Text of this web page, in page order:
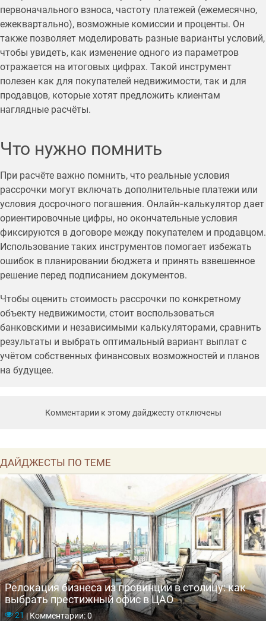
первоначального взноса, частоту платежей (ежемесячно,
ежеквартально), возможные комиссии и проценты. Он
также позволяет моделировать разные варианты условий,
чтобы увидеть, как изменение одного из параметров
отражается на итоговых цифрах. Такой инструмент
полезен как для покупателей недвижимости, так и для
продавцов, которые хотят предложить клиентам
наглядные расчёты.
Что нужно помнить
При расчёте важно помнить, что реальные условия
рассрочки могут включать дополнительные платежи или
условия досрочного погашения. Онлайн‑калькулятор дает
ориентировочные цифры, но окончательные условия
фиксируются в договоре между покупателем и продавцом.
Использование таких инструментов помогает избежать
ошибок в планировании бюджета и принять взвешенное
решение перед подписанием документов.
Чтобы оценить стоимость рассрочки по конкретному
объекту недвижимости, стоит воспользоваться
банковскими и независимыми калькуляторами, сравнить
результаты и выбрать оптимальный вариант выплат с
учётом собственных финансовых возможностей и планов
на будущее.
Комментарии к этому дайджесту отключены
ДАЙДЖЕСТЫ ПО ТЕМЕ
Релокация бизнеса из провинции в столицу: как
выбрать престижный офис в ЦАО
21|Комментарии: 0